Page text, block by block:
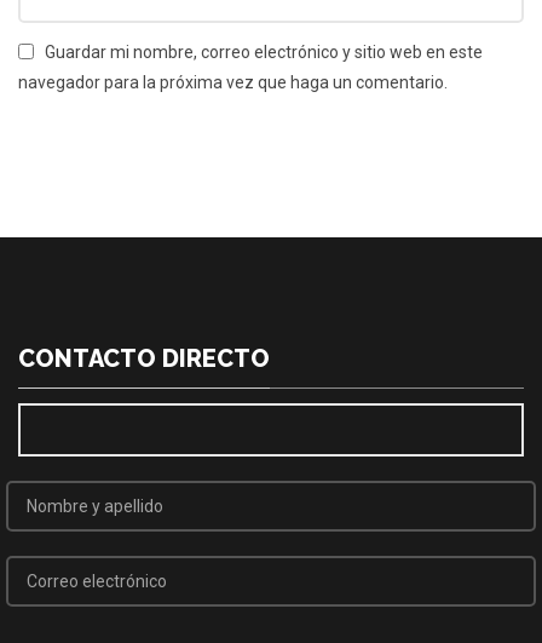
Guardar mi nombre, correo electrónico y sitio web en este
navegador para la próxima vez que haga un comentario.
CONTACTO DIRECTO